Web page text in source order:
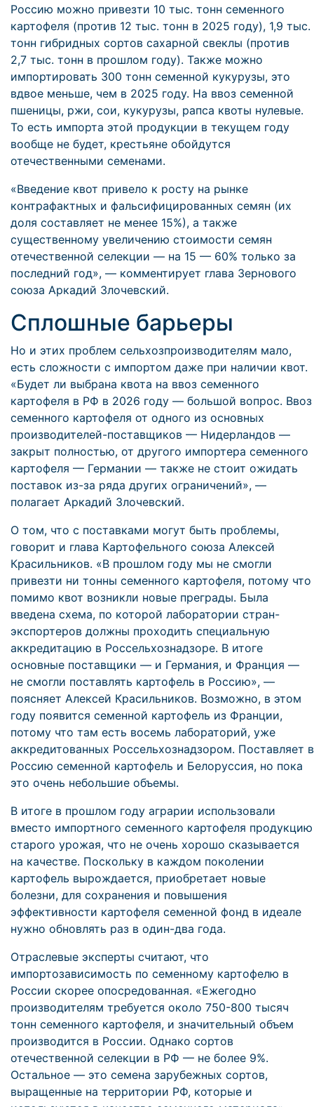
Россию можно привезти 10 тыс. тонн семенного
картофеля (против 12 тыс. тонн в 2025 году), 1,9 тыс.
тонн гибридных сортов сахарной свеклы (против
2,7 тыс. тонн в прошлом году). Также можно
импортировать 300 тонн семенной кукурузы, это
вдвое меньше, чем в 2025 году. На ввоз семенной
пшеницы, ржи, сои, кукурузы, рапса квоты нулевые.
То есть импорта этой продукции в текущем году
вообще не будет, крестьяне обойдутся
отечественными семенами.
«Введение квот привело к росту на рынке
контрафактных и фальсифицированных семян (их
доля составляет не менее 15%), а также
существенному увеличению стоимости семян
отечественной селекции — на 15 — 60% только за
последний год», — комментирует глава Зернового
союза Аркадий Злочевский.
Сплошные барьеры
Но и этих проблем сельхозпроизводителям мало,
есть сложности с импортом даже при наличии квот.
«Будет ли выбрана квота на ввоз семенного
картофеля в РФ в 2026 году — большой вопрос. Ввоз
семенного картофеля от одного из основных
производителей-поставщиков — Нидерландов —
закрыт полностью, от другого импортера семенного
картофеля — Германии — также не стоит ожидать
поставок из-за ряда других ограничений», —
полагает Аркадий Злочевский.
О том, что с поставками могут быть проблемы,
говорит и глава Картофельного союза Алексей
Красильников. «В прошлом году мы не смогли
привезти ни тонны семенного картофеля, потому что
помимо квот возникли новые преграды. Была
введена схема, по которой лаборатории стран-
экспортеров должны проходить специальную
аккредитацию в Россельхознадзоре. В итоге
основные поставщики — и Германия, и Франция —
не смогли поставлять картофель в Россию», —
поясняет Алексей Красильников. Возможно, в этом
году появится семенной картофель из Франции,
потому что там есть восемь лабораторий, уже
аккредитованных Россельхознадзором. Поставляет в
Россию семенной картофель и Белоруссия, но пока
это очень небольшие объемы.
В итоге в прошлом году аграрии использовали
вместо импортного семенного картофеля продукцию
старого урожая, что не очень хорошо сказывается
на качестве. Поскольку в каждом поколении
картофель вырождается, приобретает новые
болезни, для сохранения и повышения
эффективности картофеля семенной фонд в идеале
нужно обновлять раз в один-два года.
Отраслевые эксперты считают, что
импортозависимость по семенному картофелю в
России скорее опосредованная. «Ежегодно
производителям требуется около 750-800 тысяч
тонн семенного картофеля, и значительный объем
производится в России. Однако сортов
отечественной селекции в РФ — не более 9%.
Остальное — это семена зарубежных сортов,
выращенные на территории РФ, которые и